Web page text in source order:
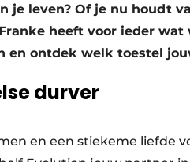
je leven? Of je nu houdt
heeft voor ieder
en ontdek welk toestel
durver
en een stiekeme liefde